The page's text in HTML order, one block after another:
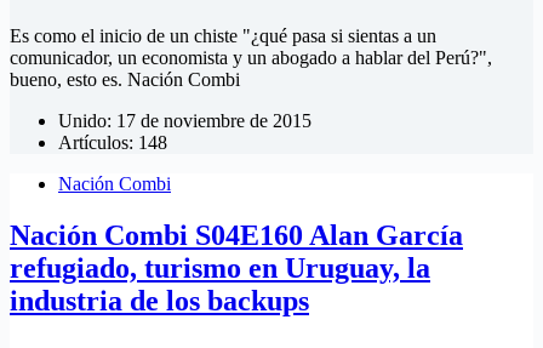
Es como el inicio de un chiste "¿qué pasa si sientas a un
comunicador, un economista y un abogado a hablar del Perú?",
bueno, esto es. Nación Combi
Unido: 17 de noviembre de 2015
Artículos: 148
Nación Combi
Nación Combi S04E160 Alan García
refugiado, turismo en Uruguay, la
industria de los backups